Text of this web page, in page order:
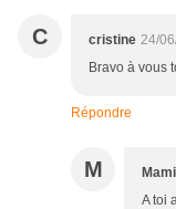
C cristine 24/
Bravo à vous
Répondre
M
A toi